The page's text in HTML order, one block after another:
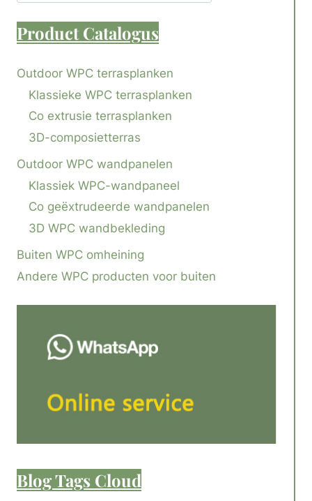
ProductCatalogus
Outdoor WPC terrasplanken
Klassieke WPC terrasplanken
Co extrusie terrasplanken
3D-composietterras
Outdoor WPC wandpanelen
Klassiek WPC-wandpaneel
Co geëxtrudeerde wandpanelen
3D WPC wandbekleding
Buiten WPC omheining
Andere WPC producten voor buiten
Blog Tags Cloud